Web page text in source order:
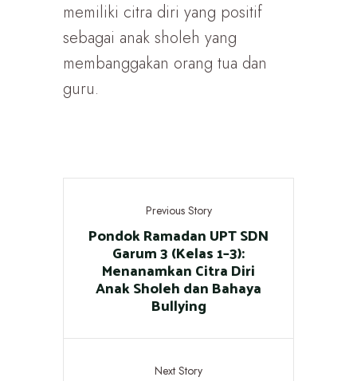
memiliki citra diri yang positif
sebagai anak sholeh yang
membanggakan orang tua dan
guru.
Previous Story
Pondok Ramadan UPT SDN
Garum 3 (Kelas 1–3):
Menanamkan Citra Diri
Anak Sholeh dan Bahaya
Bullying
Next Story